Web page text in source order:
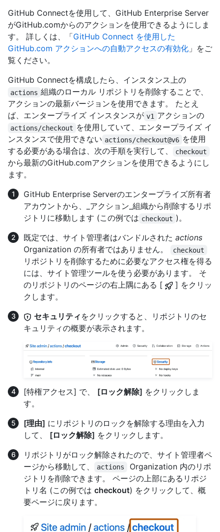
GitHub Connectを使用して、GitHub Enterprise Server
がGitHub.comからのアクションを使用できるようにしま
す。 詳しくは、「GitHub Connect を使用した
GitHub.com アクションへの自動アクセスの有効化 」をご
覧ください。
GitHub Connectを構成したら、インスタンス上の
actions 組織のローカル リポジトリを削除することで、
アクションの最新バージョンを使用できます。 たとえ
ば、エンタープライズ インスタンスが v1 アクションの
actions/checkout を使用していて、エンタープライズ イ
ンスタンスで使用できない actions/checkout@v6 を使用
する必要がある場合は、次の手順を実行して、
checkout
から最新のGitHub.comアクションを使用できるようにし
ます。
GitHub Enterprise Serverのエンタープライズ所有者
アカウントから、_アクション_組織から削除するリポ
ジトリに移動します (この例では checkout )。
既定では、サイト管理者はバンドルされた actions
Organization の所有者ではありません。
checkout
リポジトリを削除するために必要なアクセス権を得る
には、サイト管理ツールを使う必要があります。 そ
のリポジトリのページの右上隅にある [
] をクリッ
クします。
セキュリティ をクリックすると、リポジトリのセ
キュリティの概要が表示されます。
[特権アクセス] で、 [ロック解除] をクリックしま
す。
[理由] にリポジトリのロックを解除する理由を入力
して、 [ロック解除] をクリックします。
リポジトリがロック解除されたので、サイト管理者ペ
ージから移動して、
actions
Organization 内のリポ
ジトリを削除できます。 ページの上部にあるリポジ
トリ名 (この例では checkout) をクリックして、概
要ページに戻ります。